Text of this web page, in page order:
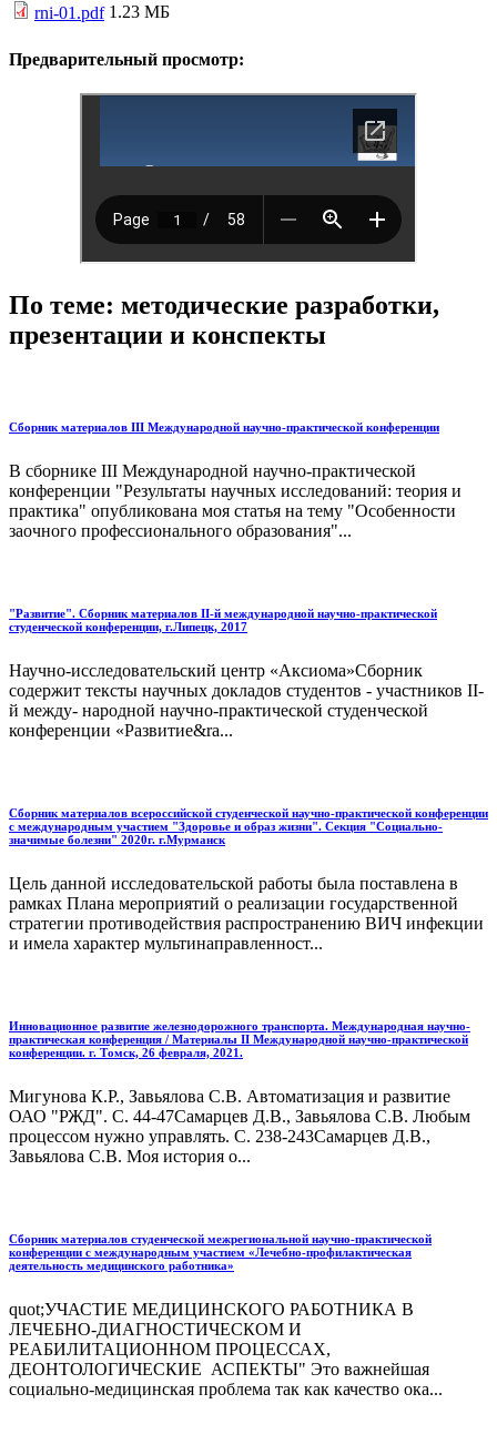
rni-01.pdf 1.23 МБ
Предварительный просмотр:
По теме: методические разработки,
презентации и конспекты
Сборник материалов III Международной научно-практической конференции
В сборнике III Международной научно-практической
конференции "Результаты научных исследований: теория и
практика" опубликована моя статья на тему "Особенности
заочного профессионального образования"...
"Развитие". Сборник материалов II-й международной научно-практической
студенческой конференции, г.Липецк, 2017
Научно-исследовательский центр «Аксиома»Сборник
содержит тексты научных докладов студентов - участников II-
й между- народной научно-практической студенческой
конференции «Развитие&ra...
Сборник материалов всероссийской студенческой научно-практической конференции
с международным участием "Здоровье и образ жизни". Секция "Социально-
значимые болезни" 2020г. г.Мурманск
Цель данной исследовательской работы была поставлена в
рамках Плана мероприятий о реализации государственной
стратегии противодействия распространению ВИЧ инфекции
и имела характер мультинаправленност...
Инновационное развитие железнодорожного транспорта. Международная научно-
практическая конференция / Материалы II Международной научно-практической
конференции. г. Томск, 26 февраля, 2021.
Мигунова К.Р., Завьялова С.В. Автоматизация и развитие
ОАО "РЖД". С. 44-47Самарцев Д.В., Завьялова С.В. Любым
процессом нужно управлять. С. 238-243Самарцев Д.В.,
Завьялова С.В. Моя история о...
Сборник материалов студенческой межрегиональной научно-практической
конференции с международным участием «Лечебно-профилактическая
деятельность медицинского работника»
quot;УЧАСТИЕ МЕДИЦИНСКОГО РАБОТНИКА В
ЛЕЧЕБНО-ДИАГНОСТИЧЕСКОМ И
РЕАБИЛИТАЦИОННОМ ПРОЦЕССАХ,
ДЕОНТОЛОГИЧЕСКИЕ АСПЕКТЫ" Это важнейшая
социально-медицинская проблема так как качество ока...